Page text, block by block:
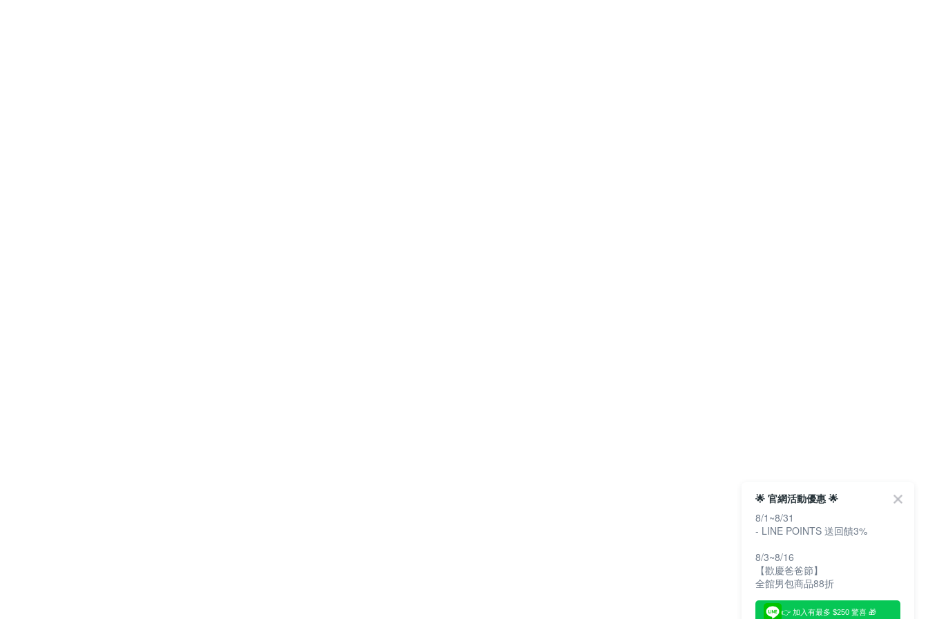
🌟 官網活動優惠 🌟
8/1~8/31
- LINE POINTS 送回饋3%
8/3~8/16
【歡慶爸爸節】
全館男包商品88折
👉 加入有最多 $250 驚喜 🎁